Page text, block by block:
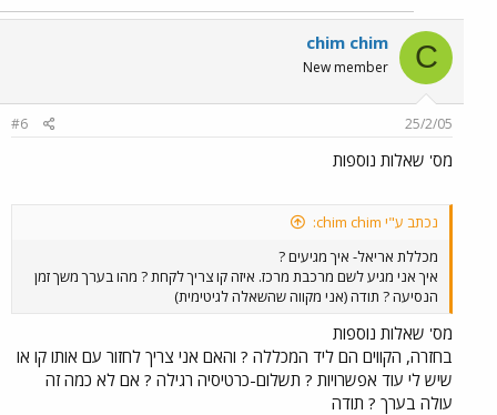
C
chim chim
New member
25/2/05
#6
מס' שאלות נוספות
נכתב ע"י chim chim:
מכללת אריאל- איך מגיעים ?
איך אני מגיע לשם מרכבת מרכז. איזה קו צריך לקחת ? מהו בערך משך זמן
הנסיעה ? תודה (אני מקווה שהשאלה לגיטימית)
מס' שאלות נוספות
בחזרה, הקווים הם ליד המכללה ? והאם אני צריך לחזור עם אותו קו או
שיש לי עוד אפשרויות ? תשלום-כרטיסיה רגילה ? אם לא כמה זה
עולה בערך ? תודה